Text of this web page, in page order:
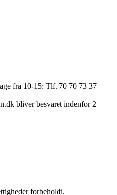
fra 10-15: Tlf. 70 70 73 37
bliver besvaret indenfor 2
forbeholdt.